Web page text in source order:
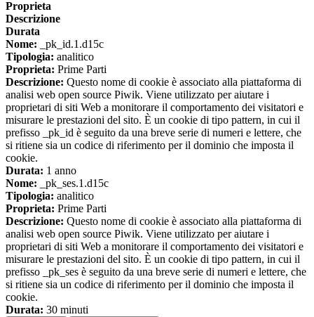
Proprieta
Descrizione
Durata
Nome: _pk_id.1.d15c
Tipologia: analitico
Proprieta: Prime Parti
Descrizione: Questo nome di cookie è associato alla piattaforma di
analisi web open source Piwik. Viene utilizzato per aiutare i
proprietari di siti Web a monitorare il comportamento dei visitatori e
misurare le prestazioni del sito. È un cookie di tipo pattern, in cui il
prefisso _pk_id è seguito da una breve serie di numeri e lettere, che
si ritiene sia un codice di riferimento per il dominio che imposta il
cookie.
Durata: 1 anno
Nome: _pk_ses.1.d15c
Tipologia: analitico
Proprieta: Prime Parti
Descrizione: Questo nome di cookie è associato alla piattaforma di
analisi web open source Piwik. Viene utilizzato per aiutare i
proprietari di siti Web a monitorare il comportamento dei visitatori e
misurare le prestazioni del sito. È un cookie di tipo pattern, in cui il
prefisso _pk_ses è seguito da una breve serie di numeri e lettere, che
si ritiene sia un codice di riferimento per il dominio che imposta il
cookie.
Durata: 30 minuti